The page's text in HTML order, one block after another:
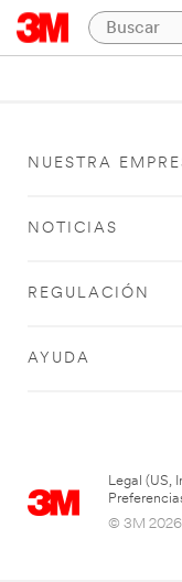
NUESTRA
NOTICIAS
REGULACIÓN
AYUDA
Legal (US,
© 3M 2026.